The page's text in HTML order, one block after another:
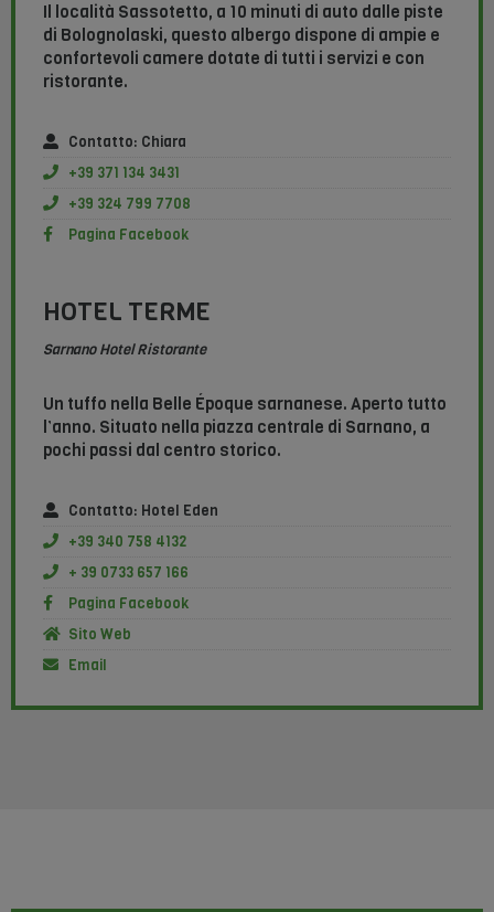
Il località Sassotetto, a 10 minuti di auto dalle piste
di Bolognolaski, questo albergo dispone di ampie e
confortevoli camere dotate di tutti i servizi e con
ristorante.
Contatto: Chiara
+39 371 134 3431
+39 324 799 7708
Pagina Facebook
HOTEL TERME
Sarnano Hotel Ristorante
Un tuffo nella Belle Époque sarnanese. Aperto tutto
l’anno. Situato nella piazza centrale di Sarnano, a
pochi passi dal centro storico.
Contatto: Hotel Eden
+39 340 758 4132
+ 39 0733 657 166
Pagina Facebook
Sito Web
Email